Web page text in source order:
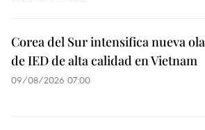
Corea del Sur intensifica nueva ola
de IED de alta calidad en Vietnam
09/08/2026 07:00